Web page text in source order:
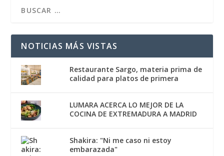
NOTICIAS MÁS VISTAS
Restaurante Sargo, materia prima de
calidad para platos de primera
LUMARA ACERCA LO MEJOR DE LA
COCINA DE EXTREMADURA A MADRID
Shakira: "Ni me caso ni estoy
embarazada"